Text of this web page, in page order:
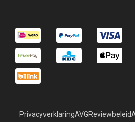
PrivacyverklaringAVGReviewbeleid